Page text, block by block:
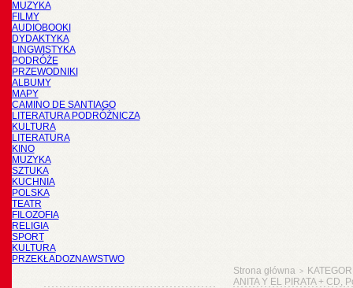
MUZYKA
FILMY
AUDIOBOOKI
DYDAKTYKA
LINGWISTYKA
PODRÓŻE
PRZEWODNIKI
ALBUMY
MAPY
CAMINO DE SANTIAGO
LITERATURA PODRÓŻNICZA
KULTURA
LITERATURA
KINO
MUZYKA
SZTUKA
KUCHNIA
POLSKA
TEATR
FILOZOFIA
RELIGIA
SPORT
KULTURA
PRZEKŁADOZNAWSTWO
Strona główna >
ANITA Y EL PIRATA + CD,